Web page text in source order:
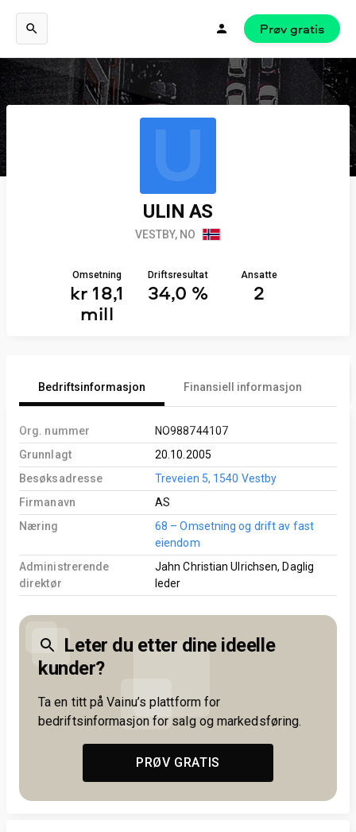
Prøv gratis
U
ULIN AS
VESTBY, NO
Omsetning
kr 18,1
mill
Driftsresultat
34,0 %
Ansatte
2
Bedriftsinformasjon Finansiell informasjon
Org. nummer
NO988744107
Grunnlagt
20.10.2005
Besøksadresse
Treveien 5, 1540 Vestby
Firmanavn
AS
Næring
68 – Omsetning og drift av fast
eiendom
Administrerende
direktør
Jahn Christian Ulrichsen, Daglig
leder
Leter du etter dine ideelle
kunder?
Ta en titt på Vainu’s plattform for
bedriftsinformasjon for salg og markedsføring.
PRØV GRATIS